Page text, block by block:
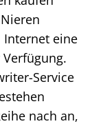
Internet eine
Service
nach an,